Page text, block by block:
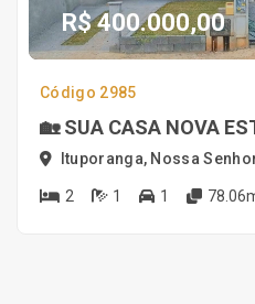
R$ 400.000,00
Código 2985
🏡 SUA CASA NOVA
Ituporanga, Nossa
2 1 1